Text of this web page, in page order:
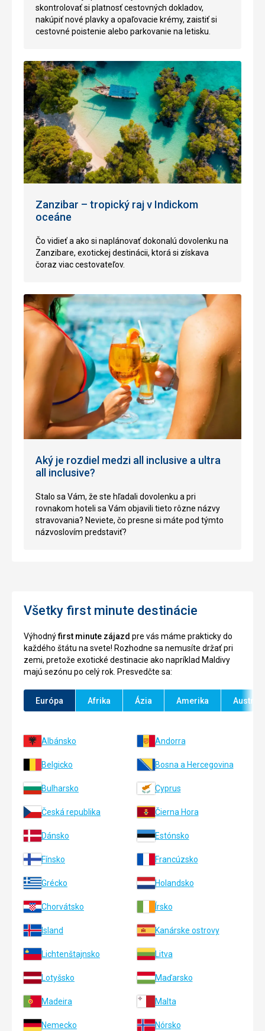
skontrolovať si platnosť cestovných dokladov,
nakúpiť nové plavky a opaľovacie krémy, zaistiť si
cestovné poistenie alebo parkovanie na letisku.
Zanzibar – tropický raj v Indickom
oceáne
Čo vidieť a ako si naplánovať dokonalú dovolenku na
Zanzibare, exotickej destinácii, ktorá si získava
čoraz viac cestovateľov.
Aký je rozdiel medzi all inclusive a ultra
all inclusive?
Stalo sa Vám, že ste hľadali dovolenku a pri
rovnakom hoteli sa Vám objavili tieto rôzne názvy
stravovania? Neviete, čo presne si máte pod týmto
názvoslovím predstaviť?
Všetky first minute destinácie
Výhodnýfirst minute zájazd pre vás máme prakticky do
každého štátu na svete! Rozhodne sa nemusíte držať pri
zemi, pretože exotické destinacie ako napríklad Maldivy
majú sezónu po celý rok. Presvedčte sa:
Európa Afrika Ázia Amerika
Albánsko Andorra
Belgicko Bosna a Hercegovina
Bulharsko Cyprus
Česká republika Čierna Hora
Dánsko Estónsko
Fínsko Francúzsko
Grécko Holandsko
Chorvátsko Írsko
Island Kanárske ostrovy
Lichtenštajnsko Litva
Lotyšsko Maďarsko
Madeira Malta
Nemecko Nórsko